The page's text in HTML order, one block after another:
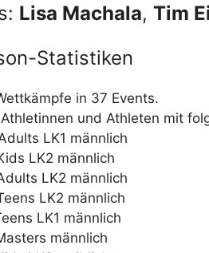
Lisa Machala, Tim
Statistiken
in 37 Events.
Athletinnen und Athleten mit
LK1 männlich
LK2 männlich
LK2 männlich
LK2 männlich
LK1 männlich
männlich